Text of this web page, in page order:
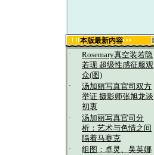
本版最新内容
·
Rosemary真空装若隐
若现 超级性感征服观
众(图)
·
汤加丽写真官司双方
举证 摄影师张旭龙谈
初衷
·
汤加丽写真官司分
析：艺术与色情之间
隔着马赛克
·
组图：卓灵、吴英娜